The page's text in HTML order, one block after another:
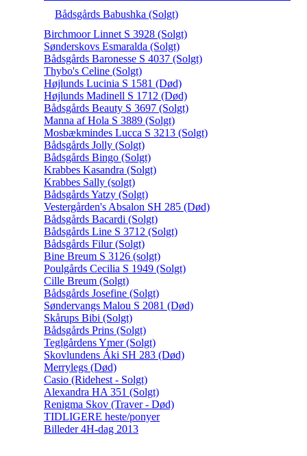
Bådsgårds Babushka (Solgt)
Birchmoor Linnet S 3928 (Solgt)
Sønderskovs Esmaralda (Solgt)
Bådsgårds Baronesse S 4037 (Solgt)
Thybo's Celine (Solgt)
Højlunds Lucinia S 1581 (Død)
Højlunds Madinell S 1712 (Død)
Bådsgårds Beauty S 3697 (Solgt)
Manna af Hola S 3889 (Solgt)
Mosbækmindes Lucca S 3213 (Solgt)
Bådsgårds Jolly (Solgt)
Bådsgårds Bingo (Solgt)
Krabbes Kasandra (Solgt)
Krabbes Sally (solgt)
Bådsgårds Yatzy (Solgt)
Vestergården's Absalon SH 285 (Død)
Bådsgårds Bacardi (Solgt)
Bådsgårds Line S 3712 (Solgt)
Bådsgårds Filur (Solgt)
Bine Breum S 3126 (solgt)
Poulgårds Cecilia S 1949 (Solgt)
Cille Breum (Solgt)
Bådsgårds Josefine (Solgt)
Søndervangs Malou S 2081 (Død)
Skårups Bibi (Solgt)
Bådsgårds Prins (Solgt)
Teglgårdens Ymer (Solgt)
Skovlundens Áki SH 283 (Død)
Merrylegs (Død)
Casio (Ridehest - Solgt)
Alexandra HA 351 (Solgt)
Renigma Skov (Traver - Død)
TIDLIGERE heste/ponyer
Billeder 4H-dag 2013